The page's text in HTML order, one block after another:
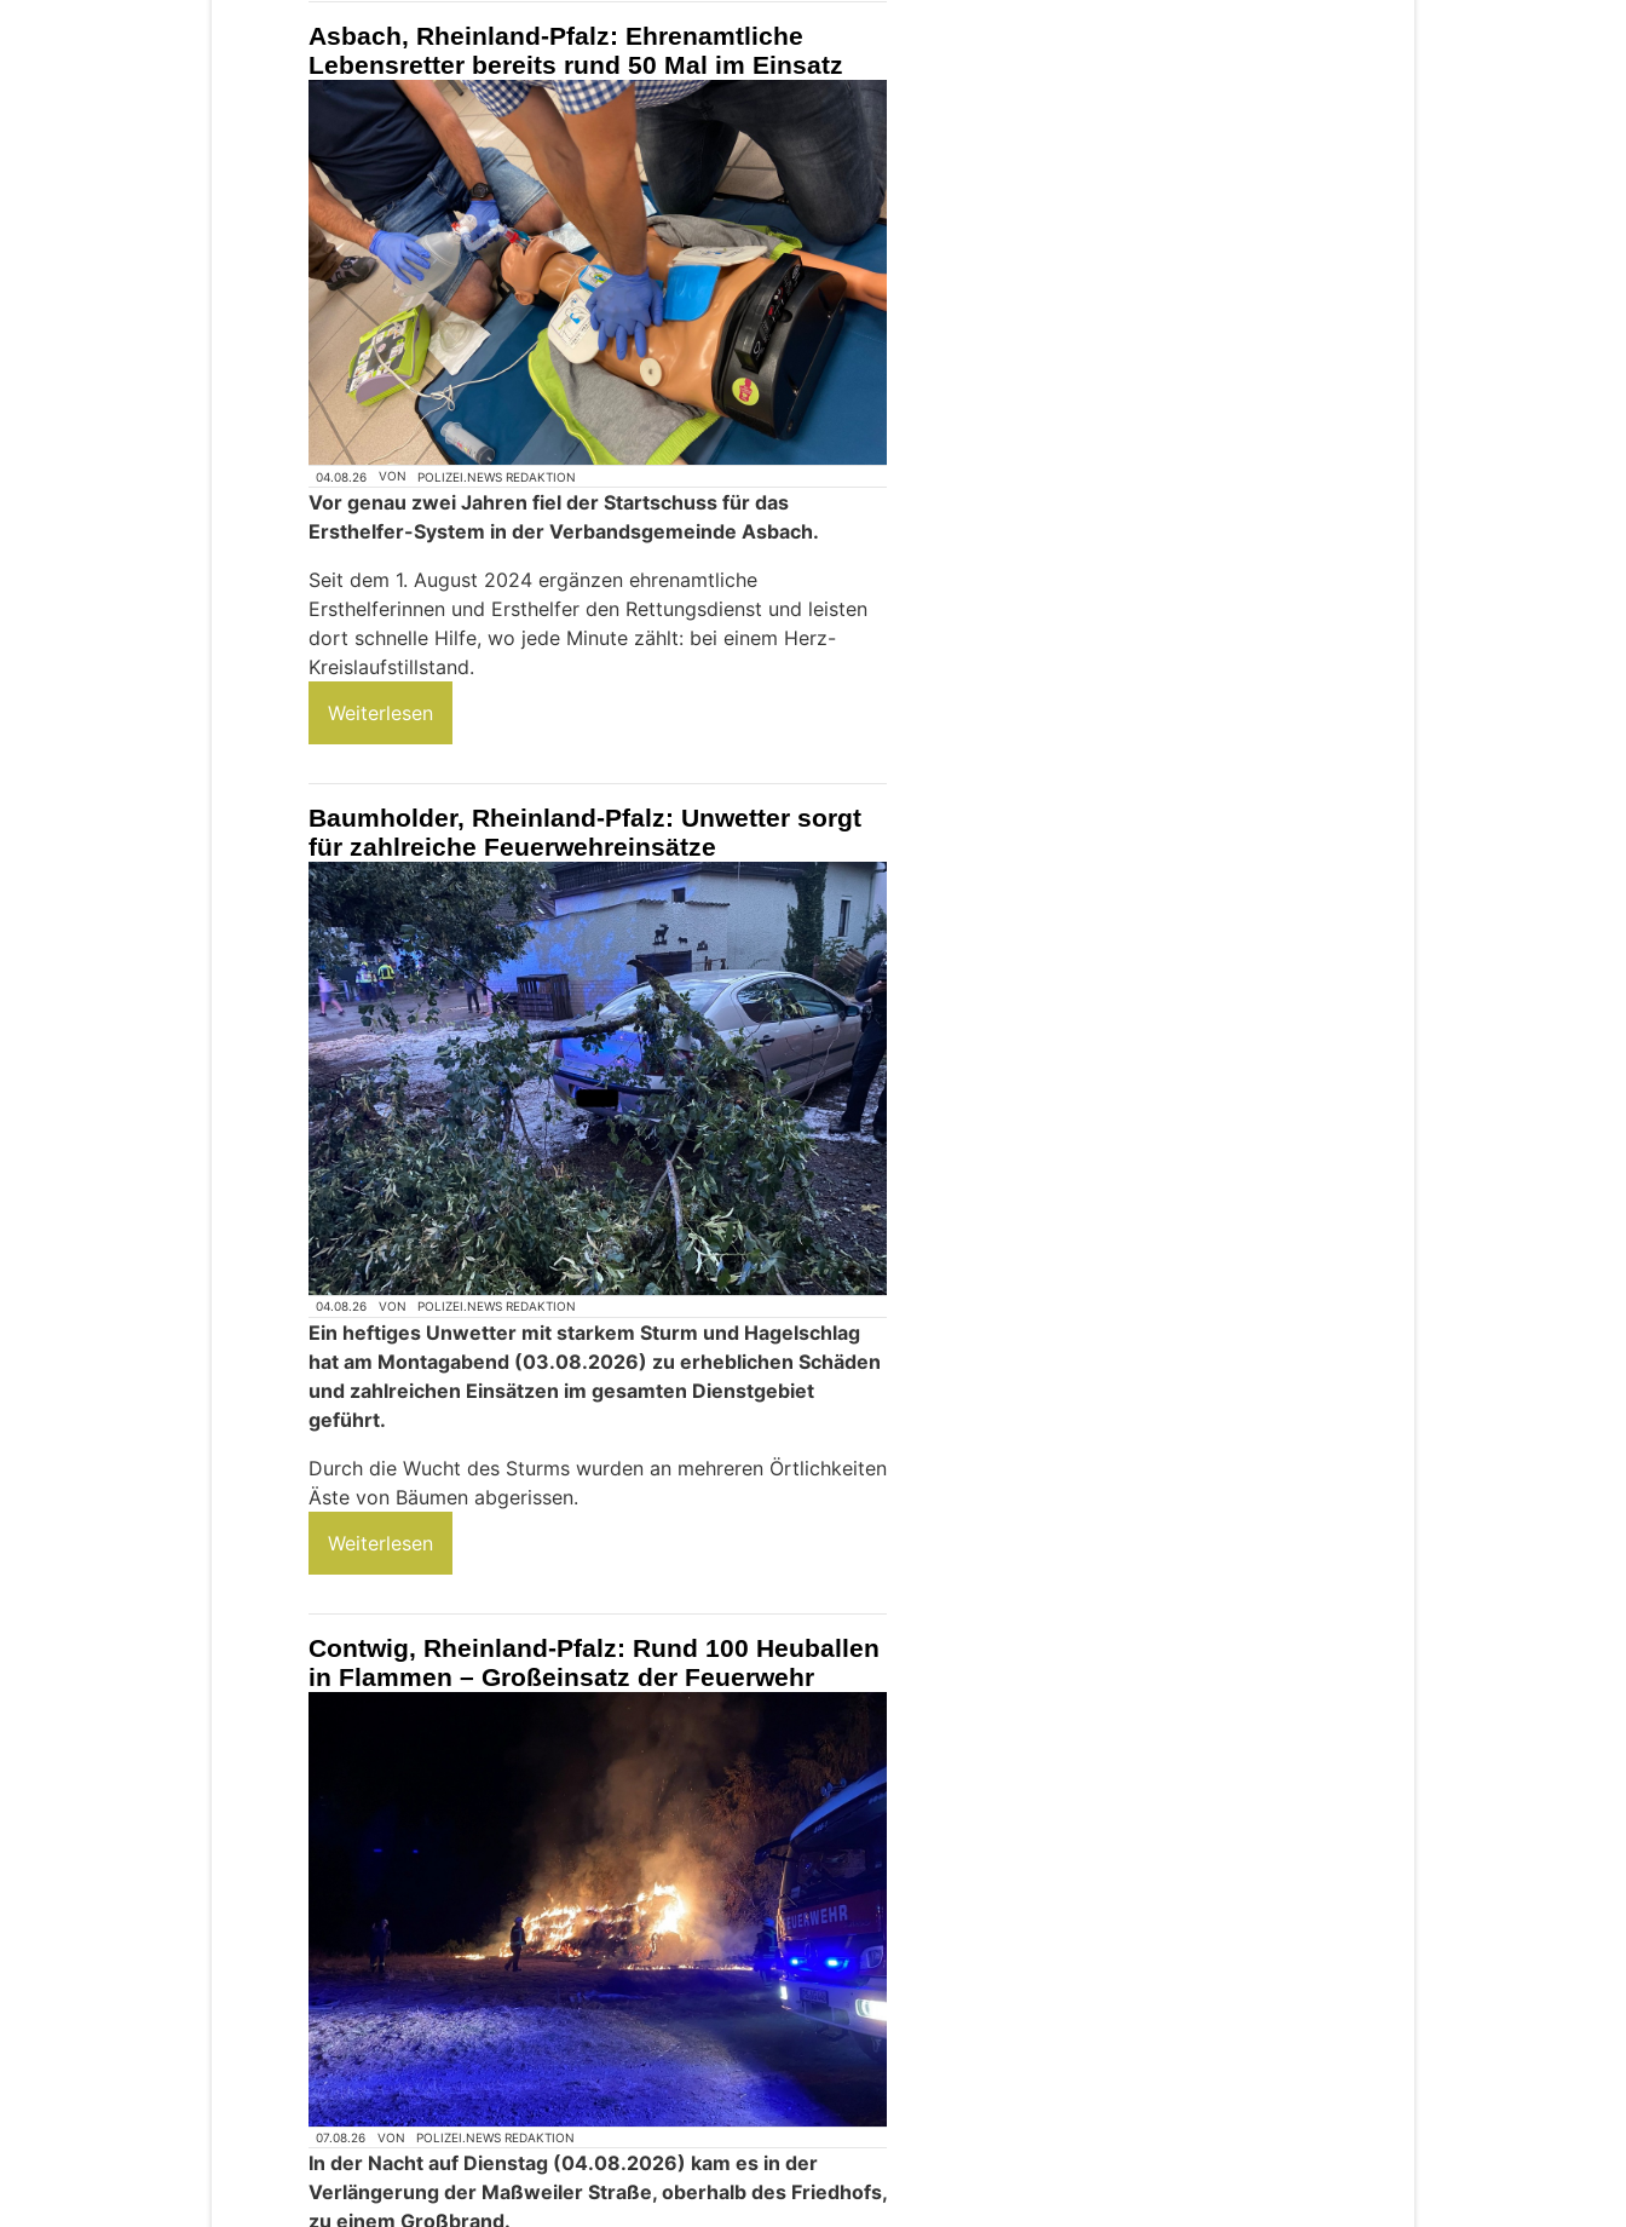
Asbach, Rheinland-Pfalz: Ehrenamtliche
Lebensretter bereits rund 50 Mal im Einsatz
04.08.26 VON POLIZEI.NEWS REDAKTION
Vor genau zwei Jahren fiel der Startschuss für das
Ersthelfer-System in der Verbandsgemeinde Asbach.
Seit dem 1. August 2024 ergänzen ehrenamtliche
Ersthelferinnen und Ersthelfer den Rettungsdienst und leisten
dort schnelle Hilfe, wo jede Minute zählt: bei einem Herz-
Kreislaufstillstand.
Weiterlesen
Baumholder, Rheinland-Pfalz: Unwetter sorgt
für zahlreiche Feuerwehreinsätze
04.08.26 VON POLIZEI.NEWS REDAKTION
Ein heftiges Unwetter mit starkem Sturm und Hagelschlag
hat am Montagabend (03.08.2026) zu erheblichen Schäden
und zahlreichen Einsätzen im gesamten Dienstgebiet
geführt.
Durch die Wucht des Sturms wurden an mehreren Örtlichkeiten
Äste von Bäumen abgerissen.
Weiterlesen
Contwig, Rheinland-Pfalz: Rund 100 Heuballen
in Flammen – Großeinsatz der Feuerwehr
07.08.26 VON POLIZEI.NEWS REDAKTION
In der Nacht auf Dienstag (04.08.2026) kam es in der
Verlängerung der Maßweiler Straße, oberhalb des Friedhofs,
zu einem Großbrand.